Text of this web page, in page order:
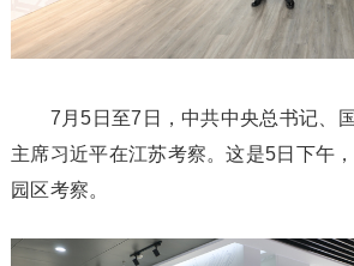
7月5日至7日，中共中央总书记、
主席习近平在江苏考察。这是5日下午
园区考察。